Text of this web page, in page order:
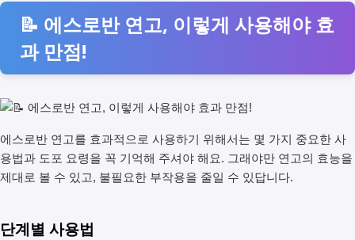
📝 에스로반 연고, 이렇게 사용해야 효
과 만점!
에스로반 연고를 효과적으로 사용하기 위해서는 몇 가지 중요한 사
용법과 도포 요령을 꼭 기억해 주셔야 해요. 그래야만 연고의 효능을
제대로 볼 수 있고, 불필요한 부작용을 줄일 수 있답니다.
단계별 사용법